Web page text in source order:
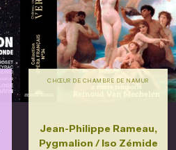
CHŒUR DE CHAMBRE DE NAMUR
Jean-Philippe Rameau,
Pygmalion / Iso Zémide